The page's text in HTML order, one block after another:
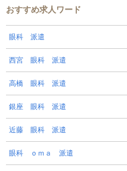
おすすめ求人ワード
眼科 派遣
西宮 眼科 派遣
高橋 眼科 派遣
銀座 眼科 派遣
近藤 眼科 派遣
眼科 ｏｍａ 派遣